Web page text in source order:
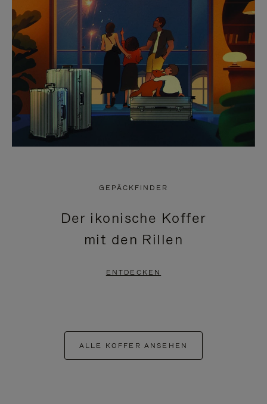
GEPÄCKFINDER
Der ikonische Koffer
mit den Rillen
ENTDECKEN
ALLE KOFFER ANSEHEN